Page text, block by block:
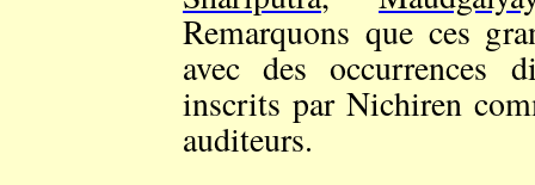
Remarquons que ces
avec des occurrences
inscrits par Nichiren
auditeurs.